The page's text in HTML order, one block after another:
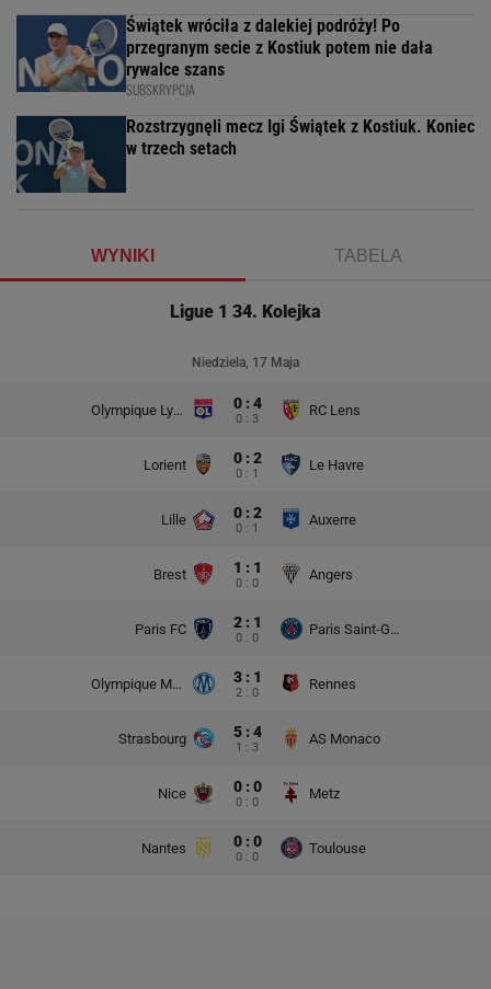
Świątek wróciła z dalekiej podróży! Po
przegranym secie z Kostiuk potem nie dała
rywalce szans
SUBSKRYPCJA
Rozstrzygnęli mecz Igi Świątek z Kostiuk. Koniec
w trzech setach
WYNIKI TABELA
Ligue 1 34. Kolejka
Niedziela, 17 Maja
Olympique Lyon 0 : 4
0 : 3
RC Lens
Lorient 0 : 2
0 : 1
Le Havre
Lille 0 : 2
0 : 1
Auxerre
Brest 1 : 1
0 : 0
Angers
Paris FC 2 : 1
0 : 0
Paris Saint-Germain
Olympique Marsylia 3 : 1
2 : 0
Rennes
Strasbourg 5 : 4
1 : 3
AS Monaco
Nice 0 : 0
0 : 0
Metz
Nantes 0 : 0
0 : 0
Toulouse